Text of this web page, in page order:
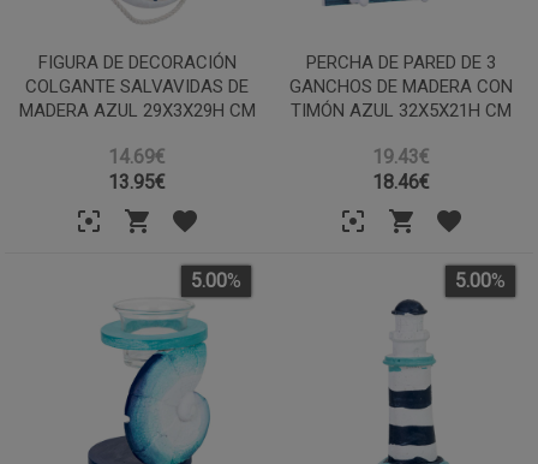
FIGURA DE DECORACIÓN
COLGANTE SALVAVIDAS DE
MADERA AZUL 29X3X29H CM
14.69€
13.95€
PERCHA DE PARED DE 3
GANCHOS DE MADERA CON
TIMÓN AZUL 32X5X21H CM
19.43€
18.46€
5.00% 5.00%